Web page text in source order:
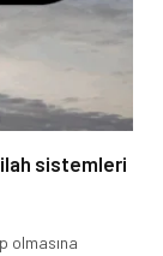
sistemleri
olmasına